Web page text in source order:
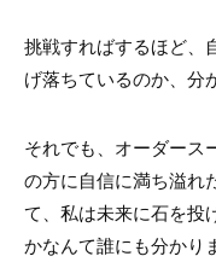
挑戦すればするほど、
げ落ちているのか、分
それでも、オーダース
の方に自信に満ち溢れ
て、私は未来に石を投
かなんて誰にも分かり